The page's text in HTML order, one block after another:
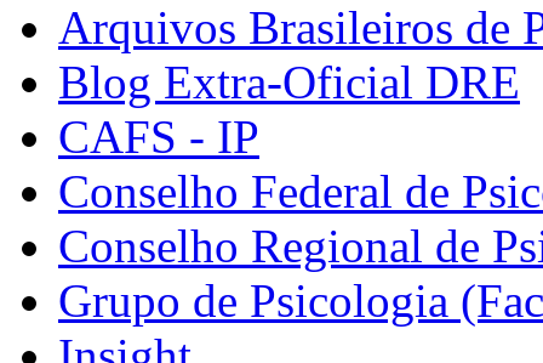
Arquivos Brasileiros de
Blog Extra-Oficial DRE
CAFS - IP
Conselho Federal de
Conselho Regional de
Grupo de Psicologia